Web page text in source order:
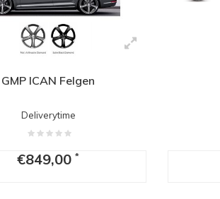
GMP ICAN Felgen
Deliverytime
€849,00*